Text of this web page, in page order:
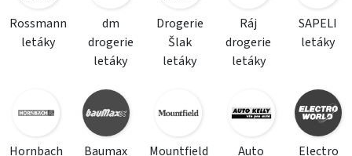
Rossmann
letáky
dm
drogerie
letáky
Drogerie
Šlak
letáky
Ráj
drogerie
letáky
SAPELI
letáky
Hornbach
Baumax
Mountfield
Auto
Electro